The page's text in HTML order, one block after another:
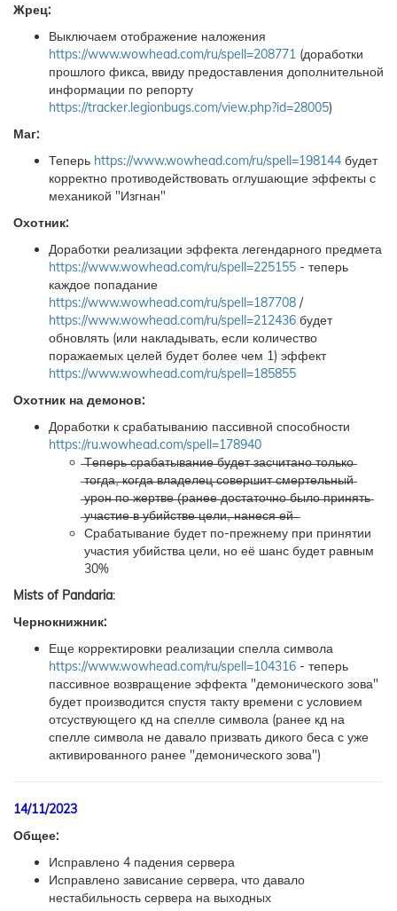
Жрец:
Выключаем отображение наложения
https://www.wowhead.com/ru/spell=208771 (доработки
прошлого фикса, ввиду предоставления дополнительной
информации по репорту
https://tracker.legionbugs.com/view.php?id=28005)
Маг:
Теперь https://www.wowhead.com/ru/spell=198144 будет
корректно противодействовать оглушающие эффекты с
механикой "Изгнан"
Охотник:
Доработки реализации эффекта легендарного предмета
https://www.wowhead.com/ru/spell=225155 - теперь
каждое попадание
https://www.wowhead.com/ru/spell=187708 /
https://www.wowhead.com/ru/spell=212436 будет
обновлять (или накладывать, если количество
поражаемых целей будет более чем 1) эффект
https://www.wowhead.com/ru/spell=185855
Охотник на демонов:
Доработки к срабатыванию пассивной способности
https://ru.wowhead.com/spell=178940
̶Т̶е̶п̶е̶р̶ь̶ ̶с̶р̶а̶б̶а̶т̶ы̶в̶а̶н̶и̶е̶ ̶б̶у̶д̶е̶т̶ ̶з̶а̶с̶ч̶и̶т̶а̶н̶о̶ ̶т̶о̶л̶ь̶к̶о̶
̶т̶о̶г̶д̶а̶,̶ ̶к̶о̶г̶д̶а̶ ̶в̶л̶а̶д̶е̶л̶е̶ц̶ ̶с̶о̶в̶е̶р̶ш̶и̶т̶ ̶с̶м̶е̶р̶т̶е̶л̶ь̶н̶ы̶й̶
̶у̶р̶о̶н̶ ̶п̶о̶ ̶ж̶е̶р̶т̶в̶е̶ ̶(̶р̶а̶н̶е̶е̶ ̶д̶о̶с̶т̶а̶т̶о̶ч̶н̶о̶ ̶б̶ы̶л̶о̶ ̶п̶р̶и̶н̶я̶т̶ь̶
̶у̶ч̶а̶с̶т̶и̶е̶ ̶в̶ ̶у̶б̶и̶й̶с̶т̶в̶е̶ ̶ц̶е̶л̶и̶,̶ ̶н̶а̶н̶е̶с̶я̶ ̶е̶й̶ ̶
Срабатывание будет по-прежнему при принятии
участия убийства цели, но её шанс будет равным
30%
Mists of Pandaria:
Чернокнижник:
Еще корректировки реализации спелла символа
https://www.wowhead.com/ru/spell=104316 - теперь
пассивное возвращение эффекта "демонического зова"
будет производится спустя такту времени с условием
отсуствующего кд на спелле символа (ранее кд на
спелле символа не давало призвать дикого беса с уже
активированного ранее "демонического зова")
14/11/2023
Общее:
Исправлено 4 падения сервера
Исправлено зависание сервера, что давало
нестабильность сервера на выходных